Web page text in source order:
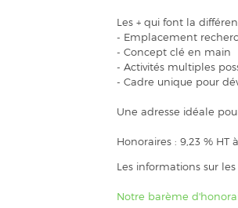
Les + qui font la
- Emplacement
- Concept clé en main
- Activités multiples
- Cadre unique pour
Une adresse idéale
Honoraires : 9,23 % HT
Les informations sur
Notre barème